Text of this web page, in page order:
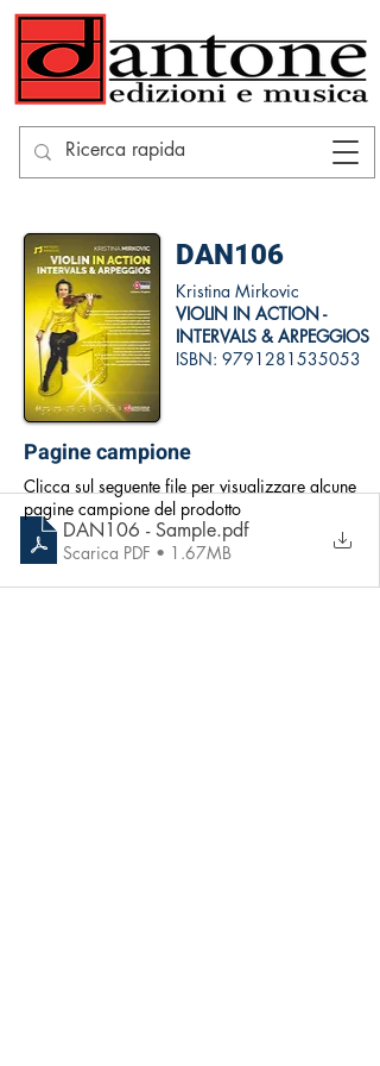
DAN106
Kristina Mirkovic
VIOLIN IN ACTION -
INTERVALS & ARPEGGIOS
ISBN: 9791281535053
Pagine campione
DAN106 - Sample.pdf
Scarica PDF • 1.67MB
Clicca sul seguente file per visualizzare alcune
pagine campione del prodotto